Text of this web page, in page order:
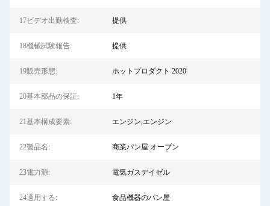
17ビデオ出勤検査: 提供
18機械試験報告: 提供
19販売形態: ホットプロダクト 2020
20基本部品の保証: 1年
21基本構成要素: エンジン,エンジン
22製品名: 商業パン屋 オーブン
23電力源: 電気ガスデイゼル
24適用する: 食品機器のパン屋